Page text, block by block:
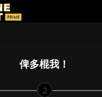
俾多棍我！
2